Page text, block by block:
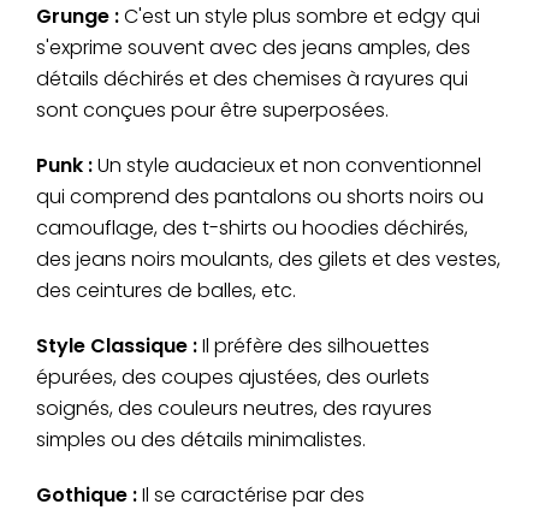
Grunge :C'est un style plus sombre et edgy qui
s'exprime souvent avec des jeans amples, des
détails déchirés et des chemises à rayures qui
sont conçues pour être superposées.
Punk :Un style audacieux et non conventionnel
qui comprend des pantalons ou shorts noirs ou
camouflage, des t-shirts ou hoodies déchirés,
des jeans noirs moulants, des gilets et des vestes,
des ceintures de balles, etc.
Style Classique :Il préfère des silhouettes
épurées, des coupes ajustées, des ourlets
soignés, des couleurs neutres, des rayures
simples ou des détails minimalistes.
Gothique :Il se caractérise par des